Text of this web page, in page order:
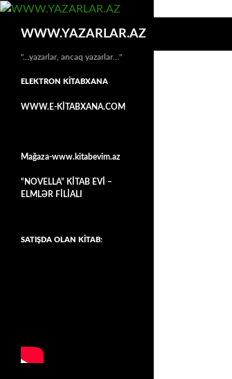
WWW.YAZARLAR.AZ
"…yazarlar, ancaq yazarlar…"
ELEKTRON KİTABXANA
WWW.E-KİTABXANA.COM
Mağaza-www.kitabevim.az
“NOVELLA” KİTAB EVİ –
ELMLƏR FİLİALI
SATIŞDA OLAN KİTAB: